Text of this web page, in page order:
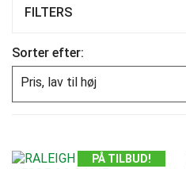
FILTERS
Sorter efter:
Pris, lav til høj
PÅ TILBUD!